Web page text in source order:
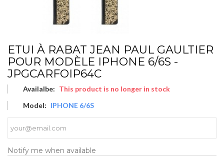
ETUI À RABAT JEAN PAUL GAULTIER
POUR MODÈLE IPHONE 6/6S -
JPGCARFOIP64C
Availalbe: This product is no longer in stock
Model: IPHONE 6/6S
Notify me when available